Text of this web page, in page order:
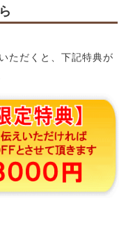
ただくと、下記特典が